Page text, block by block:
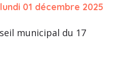
01 décembre 2025
municipal du 17